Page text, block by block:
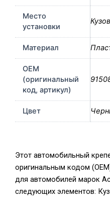
Место
установки
Материал
OEM
(оригинальный
код, артикул)
Цвет
Этот автомобильный
оригинальным кодом
для автомобилей марок
следующих элементов: